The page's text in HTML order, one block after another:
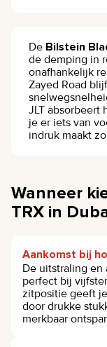
De Bilstein
de demping in
onafhankelijk
Zayed Road
JLT absorbeert
je er iets van
indruk maakt
Wanneer
TRX in
Aankomst bij
De uitstraling en
perfect bij
zitpositie geeft
door drukke
merkbaar